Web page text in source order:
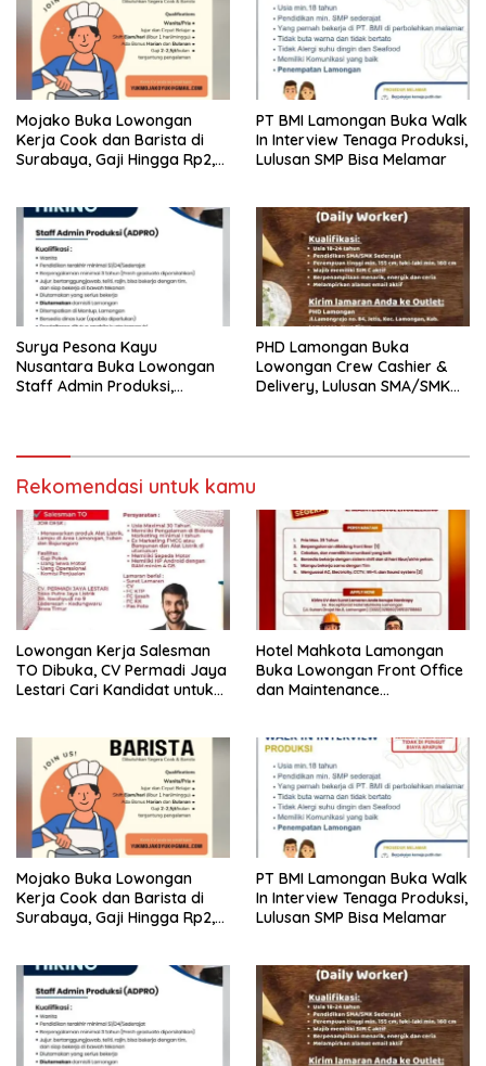
Mojako Buka Lowongan
Kerja Cook dan Barista di
Surabaya, Gaji Hingga Rp2,5
PT BMI Lamongan Buka Walk
In Interview Tenaga Produksi,
Lulusan SMP Bisa Melamar
Surya Pesona Kayu
Nusantara Buka Lowongan
Staff Admin Produksi,
PHD Lamongan Buka
Lowongan Crew Cashier &
Delivery, Lulusan SMA/SMK
Rekomendasi untuk kamu
Lowongan Kerja Salesman
TO Dibuka, CV Permadi Jaya
Lestari Cari Kandidat untuk
Hotel Mahkota Lamongan
Buka Lowongan Front Office
dan Maintenance
Mojako Buka Lowongan
Kerja Cook dan Barista di
Surabaya, Gaji Hingga Rp2,5
PT BMI Lamongan Buka Walk
In Interview Tenaga Produksi,
Lulusan SMP Bisa Melamar